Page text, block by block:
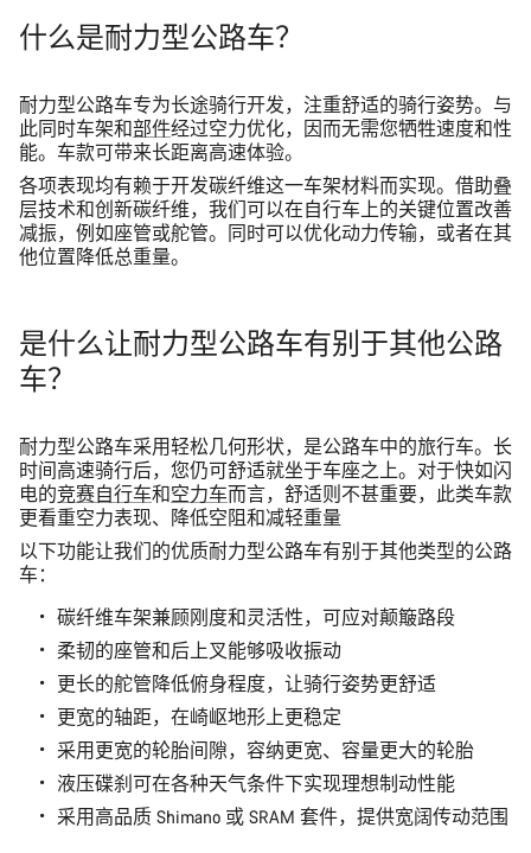
什么是耐力型公路车？
耐力型公路车专为长途骑行开发，注重舒适的骑行姿势。与
此同时车架和部件经过空力优化，因而无需您牺牲速度和性
能。车款可带来长距离高速体验。
各项表现均有赖于开发碳纤维这一车架材料而实现。借助叠
层技术和创新碳纤维，我们可以在自行车上的关键位置改善
减振，例如座管或舵管。同时可以优化动力传输，或者在其
他位置降低总重量。
是什么让耐力型公路车有别于其他公路
车？
耐力型公路车采用轻松几何形状，是公路车中的旅行车。长
时间高速骑行后，您仍可舒适就坐于车座之上。对于快如闪
电的竞赛自行车和空力车而言，舒适则不甚重要，此类车款
更看重空力表现、降低空阻和减轻重量
以下功能让我们的优质耐力型公路车有别于其他类型的公路
车：
碳纤维车架兼顾刚度和灵活性，可应对颠簸路段
柔韧的座管和后上叉能够吸收振动
更长的舵管降低俯身程度，让骑行姿势更舒适
更宽的轴距，在崎岖地形上更稳定
采用更宽的轮胎间隙，容纳更宽、容量更大的轮胎
液压碟刹可在各种天气条件下实现理想制动性能
采用高品质 Shimano 或 SRAM 套件，提供宽阔传动范围